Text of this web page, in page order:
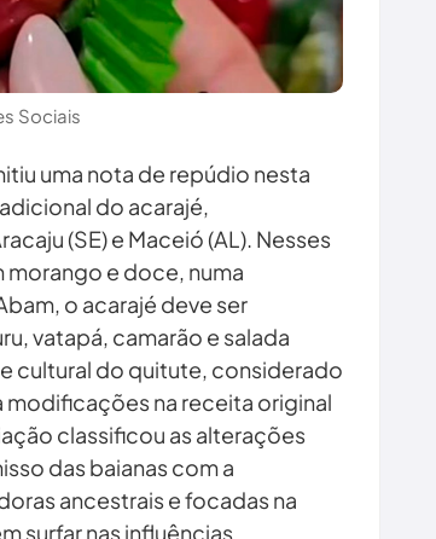
Sociais
uma nota de repúdio nesta
do acarajé,
(SE) e Maceió (AL). Nesses
morango e doce, numa
o acarajé deve ser
vatapá, camarão e salada
cultural do quitute, considerado
na receita original
classificou as alterações
das baianas com a
ancestrais e focadas na
surfar nas influências